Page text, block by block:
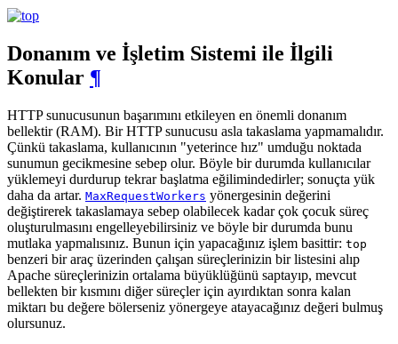
Donanım ve İşletim Sistemi ile İlgili
Konular ¶
HTTP sunucusunun başarımını etkileyen en önemli donanım
bellektir (RAM). Bir HTTP sunucusu asla takaslama yapmamalıdır.
Çünkü takaslama, kullanıcının "yeterince hız" umduğu noktada
sunumun gecikmesine sebep olur. Böyle bir durumda kullanıcılar
yüklemeyi durdurup tekrar başlatma eğilimindedirler; sonuçta yük
daha da artar. MaxRequestWorkers yönergesinin değerini
değiştirerek takaslamaya sebep olabilecek kadar çok çocuk süreç
oluşturulmasını engelleyebilirsiniz ve böyle bir durumda bunu
mutlaka yapmalısınız. Bunun için yapacağınız işlem basittir: top
benzeri bir araç üzerinden çalışan süreçlerinizin bir listesini alıp
Apache süreçlerinizin ortalama büyüklüğünü saptayıp, mevcut
bellekten bir kısmını diğer süreçler için ayırdıktan sonra kalan
miktarı bu değere bölerseniz yönergeye atayacağınız değeri bulmuş
olursunuz.